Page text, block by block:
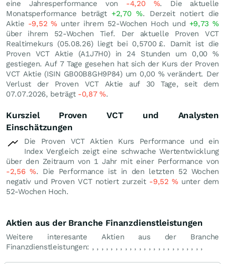
eine Jahresperformance von -4,20 %. Die aktuelle
Monatsperformance beträgt +2,70%. Derzeit notiert die
Aktie -9,52% unter ihrem 52-Wochen Hoch und +9,73%
über ihrem 52-Wochen Tief. Der aktuelle Proven VCT
Realtimekurs (05.08.26) liegt bei 0,5700 £. Damit ist die
Proven VCT Aktie (A1J7H0) in 24 Stunden um 0,00%
gestiegen. Auf 7 Tage gesehen hat sich der Kurs der Proven
VCT Aktie (ISIN GB00B8GH9P84) um 0,00 %verändert. Der
Verlust der Proven VCT Aktie auf 30 Tage, seit dem
07.07.2026, beträgt -0,87%.
Kursziel Proven VCT und Analysten
Einschätzungen
Die Proven VCT Aktien Kurs Performance und ein
Index Vergleich zeigt eine schwache Wertentwicklung
über den Zeitraum von 1 Jahr mit einer Performance von
-2,56%. Die Performance ist in den letzten 52 Wochen
negativ und Proven VCT notiert zurzeit -9,52 %unter dem
52-Wochen Hoch.
Aktien aus der Branche Finanzdienstleistungen
Weitere interesante Aktien aus der Branche
Finanzdienstleistungen: , , , , , , , , , , , , , , , , , , , , , , , ,